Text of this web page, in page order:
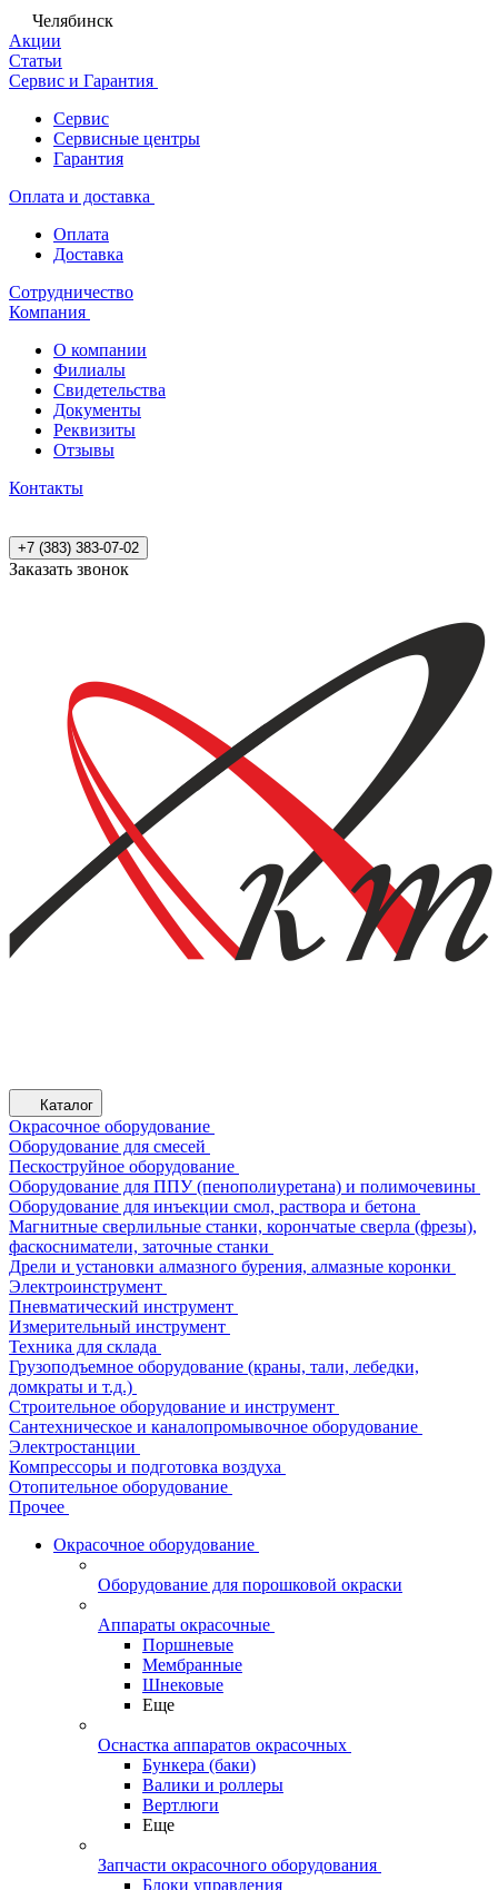
Челябинск
Акции
Статьи
Сервис и Гарантия
Сервис
Сервисные центры
Гарантия
Оплата и доставка
Оплата
Доставка
Сотрудничество
Компания
О компании
Филиалы
Свидетельства
Документы
Реквизиты
Отзывы
Контакты
+7 (383) 383-07-02
Заказать звонок
Каталог
Окрасочное оборудование
Оборудование для смесей
Пескоструйное оборудование
Оборудование для ППУ (пенополиуретана) и полимочевины
Оборудование для инъекции смол, раствора и бетона
Магнитные сверлильные станки, корончатые сверла (фрезы),
фаскосниматели, заточные станки
Дрели и установки алмазного бурения, алмазные коронки
Электроинструмент
Пневматический инструмент
Измерительный инструмент
Техника для склада
Грузоподъемное оборудование (краны, тали, лебедки,
домкраты и т.д.)
Строительное оборудование и инструмент
Сантехническое и каналопромывочное оборудование
Электростанции
Компрессоры и подготовка воздуха
Отопительное оборудование
Прочее
Окрасочное оборудование
Оборудование для порошковой окраски
Аппараты окрасочные
Поршневые
Мембранные
Шнековые
Еще
Оснастка аппаратов окрасочных
Бункера (баки)
Валики и роллеры
Вертлюги
Еще
Запчасти окрасочного оборудования
Блоки управления